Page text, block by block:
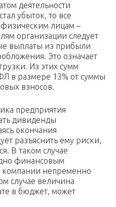
деятельности
убыток, то все
лицам –
организации следует
выплаты из прибыли
Это означает
Из этих сумм
в размере 13% от суммы
взносов.
предприятия
дивиденды
окончания
разъяснить ему риски,
В таком случае
финансовым
компании непременно
случае величина
в бюджет, может